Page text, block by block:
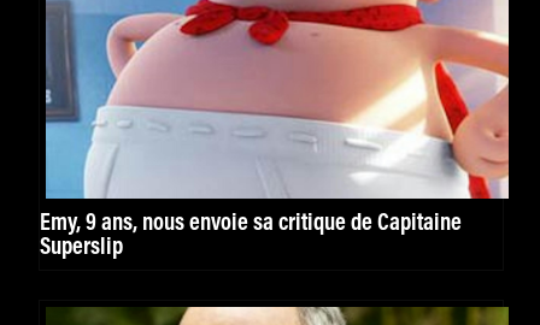
Emy, 9 ans, nous envoie sa critique de Capitaine
Superslip